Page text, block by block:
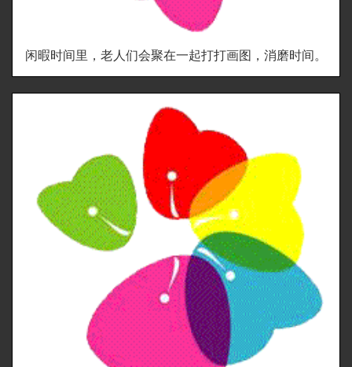
闲暇时间里，老人们会聚在一起打打画图，消磨时间。